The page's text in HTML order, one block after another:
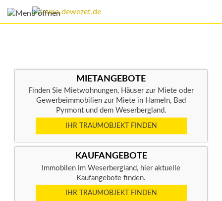
MIETANGEBOTE
Finden Sie Mietwohnungen, Häuser zur Miete oder
Gewerbeimmobilien zur Miete in Hameln, Bad
Pyrmont und dem Weserbergland.
IHR TRAUMOBJEKT FINDEN
KAUFANGEBOTE
Immobilen im Weserbergland, hier aktuelle
Kaufangebote finden.
IHR TRAUMOBJEKT FINDEN